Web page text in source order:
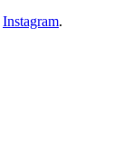
Instagram.